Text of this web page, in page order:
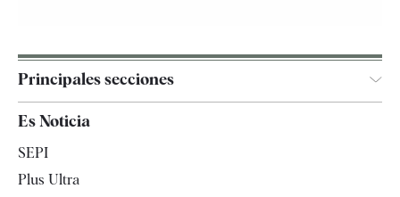
Principales secciones
España
Es Noticia
SEPI
Plus Ultra